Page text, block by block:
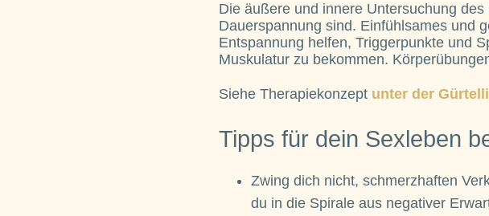
Die äußere und innere Untersuchung
Dauerspannung sind. Einfühlsames und
Entspannung helfen, Triggerpunkte und
Muskulatur zu bekommen.
Siehe Therapiekonzept unter der
Tipps für dein Sexleben
Zwing dich nicht, schmerzhaften
du in die Spirale aus negativer